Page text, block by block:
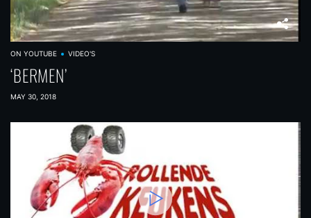
ON YOUTUBE VIDEO'S
‘BERMEN’
MAY 30, 2018